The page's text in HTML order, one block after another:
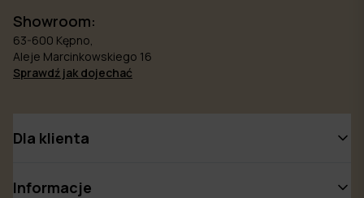
Showroom:
63-600 Kępno,
Aleje Marcinkowskiego 16
Sprawdź jak dojechać
Dla klienta
Informacje